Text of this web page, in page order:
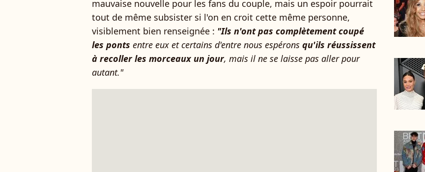
mauvaise nouvelle pour les fans du couple, mais un espoir pourrait
tout de même subsister si l'on en croit cette même personne,
visiblement bien renseignée : "Ils n'ont pas complètement coupé
les ponts entre eux et certains d'entre nous espérons qu'ils réussissent
à recoller les morceaux un jour, mais il ne se laisse pas aller pour
autant."